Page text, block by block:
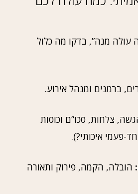
עולה מנה”, בדקו מה כלול
ברמנים ומנהל אירוע.
צלחות, סכו”ם וכוסות
פעמי איכותי?).
הובלה, הקמה, פירוק ותאורה